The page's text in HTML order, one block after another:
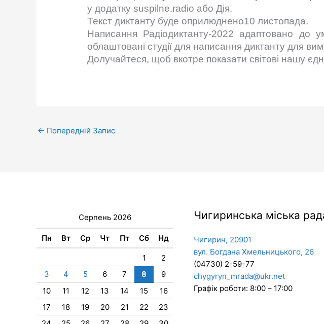
у додатку suspilne.radio або Дія.
Текст диктанту буде оприлюднено10 листопада.
Написання Радіодиктанту-2022 адаптовано до
облаштовані студії для написання диктанту для
Долучайтеся, щоб вкотре показати світові нашу
← Попередній Запис
Серпень 2026
Пн Вт Ср Чт Пт Сб Нд
1
2
3
4 5 6 7 8
9
10
11 12 13 14 15
16
17
18 19 20 21 22
23
Чигиринська міська
Чигирин, 20901
вул. Богдана Хмельницького, 26
(04730) 2-59-77
chygyryn_mrada@ukr.net
Графік роботи: 8:00 – 17:00